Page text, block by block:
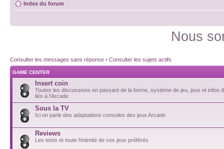
Index du forum
Nous
Consulter les messages sans réponse • Consulter les sujets actifs
GAME CENTER
Insert coin
Toutes les discussions en passant de la borne, système de jeu, jeux et infos
liés à l'Arcade
Sous la TV
Ici on parle des adaptations consoles des jeux Arcade
Reviews
Les tests et toute l'intimité de vos jeux préférés